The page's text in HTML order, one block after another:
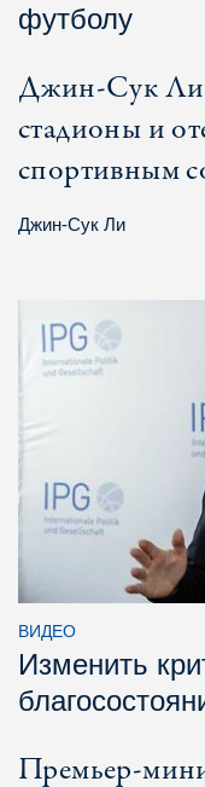
футболу
Джин-Сук Ли
стадионы и
спортивным
Джин-Сук Ли
ВИДЕО
Изменить
Премьер-